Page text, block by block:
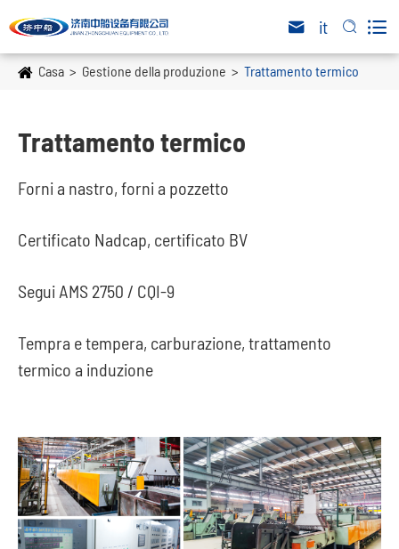
 it  
Casa Gestione della produzione Trattamento termico
Trattamento termico
Forni a nastro, forni a pozzetto
Certificato Nadcap, certificato BV
Segui AMS 2750 / CQI-9
Tempra e tempera, carburazione, trattamento
termico a induzione